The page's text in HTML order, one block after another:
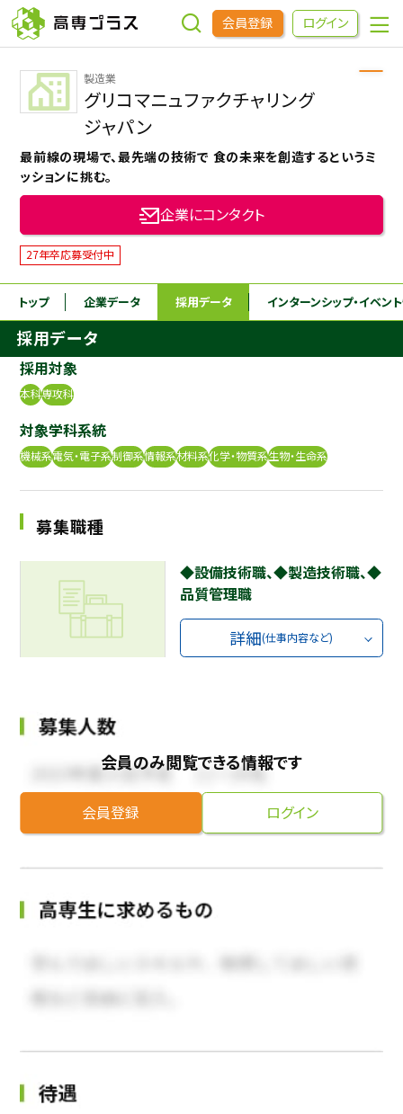
会員登録 ログイン
企業をさがす
進学先をさがす
インターンシップ・イベントをさがす
高専OBOGをさがす
高専プラスセミナー
高専生コミュニティ
めもらす
本科5年生・専攻科2年生向け
製造業
グリコマニュファクチャリング
ジャパン
最前線の現場で、最先端の技術で 食の未来を創造するというミ
ッションに挑む。
企業にコンタクト
27年卒応募受付中
トップ 企業データ 採用データ インターンシップ・イベン
採用データ
採用対象
本科専攻科
対象学科系統
機械系電気・電子系制御系情報系材料系化学・物質系生物・生命系
募集職種
◆設備技術職、◆製造技術職、◆
品質管理職
詳細(仕事内容など)
会員のみ閲覧できる情報です
会員登録 ログイン